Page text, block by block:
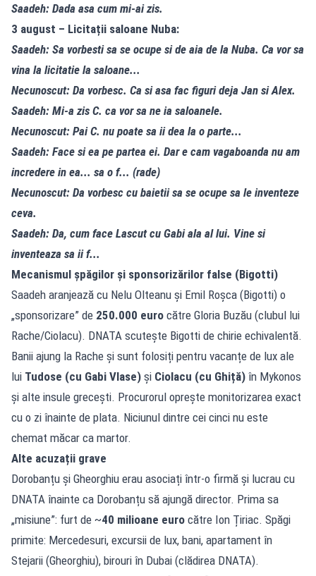
Saadeh: Dada asa cum mi-ai zis.
3 august – Licitații saloane Nuba:
Saadeh: Sa vorbesti sa se ocupe si de aia de la Nuba. Ca vor sa
vina la licitatie la saloane...
Necunoscut: Da vorbesc. Ca si asa fac figuri deja Jan si Alex.
Saadeh: Mi-a zis C. ca vor sa ne ia saloanele.
Necunoscut: Pai C. nu poate sa ii dea la o parte...
Saadeh: Face si ea pe partea ei. Dar e cam vagaboanda nu am
incredere in ea... sa o f... (rade)
Necunoscut: Da vorbesc cu baietii sa se ocupe sa le inventeze
ceva.
Saadeh: Da, cum face Lascut cu Gabi ala al lui. Vine si
inventeaza sa ii f...
Mecanismul șpăgilor și sponsorizărilor false (Bigotti)
Saadeh aranjează cu Nelu Olteanu și Emil Roșca (Bigotti) o
„sponsorizare” de 250.000 euro către Gloria Buzău (clubul lui
Rache/Ciolacu). DNATA scutește Bigotti de chirie echivalentă.
Banii ajung la Rache și sunt folosiți pentru vacanțe de lux ale
lui Tudose (cu Gabi Vlase) și Ciolacu (cu Ghiță) în Mykonos
și alte insule grecești. Procurorul oprește monitorizarea exact
cu o zi înainte de plata. Niciunul dintre cei cinci nu este
chemat măcar ca martor.
Alte acuzații grave
Dorobanțu și Gheorghiu erau asociați într-o firmă și lucrau cu
DNATA înainte ca Dorobanțu să ajungă director. Prima sa
„misiune”: furt de ~40 milioane euro către Ion Țiriac. Spăgi
primite: Mercedesuri, excursii de lux, bani, apartament în
Stejarii (Gheorghiu), birouri în Dubai (clădirea DNATA).